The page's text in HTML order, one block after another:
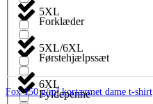
Forklæder
Førstehjælpssæt
Fyldepenne
5XL
5XL/6XL
6XL
Fox 150 g/m² kortærmet dame t-shirt